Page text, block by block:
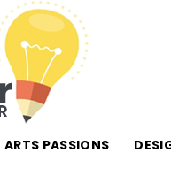
ARTS PASSIONS